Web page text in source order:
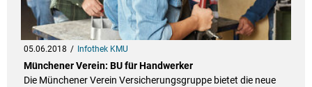
05.06.2018 Infothek KMU
Münchener Verein: BU für Handwerker
Die Münchener Verein Versicherungsgruppe bietet die neue